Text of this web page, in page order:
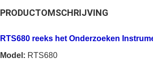
PRODUCTOMSCHRIJVING
RTS680 reeks het Onderzoeken
Model: RTS680